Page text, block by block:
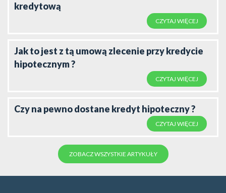
kredytową
CZYTAJ WIĘCEJ
Jak to jest z tą umową zlecenie przy kredycie
hipotecznym ?
CZYTAJ WIĘCEJ
Czy na pewno dostane kredyt hipoteczny ?
CZYTAJ WIĘCEJ
ZOBACZ WSZYSTKIE ARTYKUŁY